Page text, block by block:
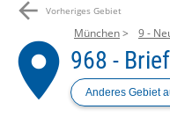
arrow_back Vorheriges Gebiet
place
München 9 -
968 -
Anderes Gebiet